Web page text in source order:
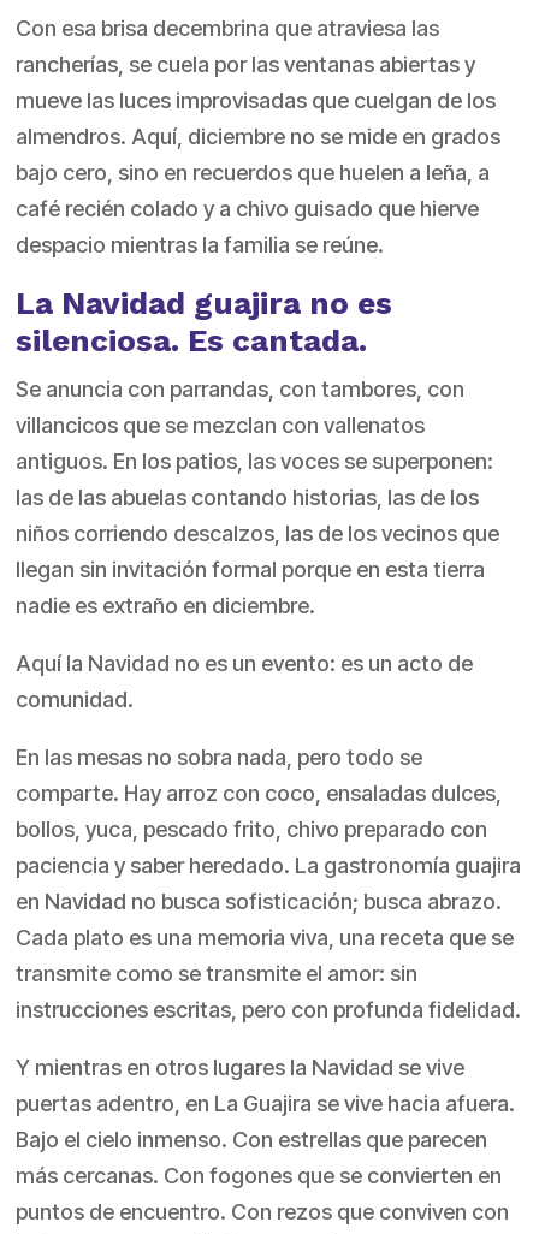
Con esa brisa decembrina que atraviesa las
rancherías, se cuela por las ventanas abiertas y
mueve las luces improvisadas que cuelgan de los
almendros. Aquí, diciembre no se mide en grados
bajo cero, sino en recuerdos que huelen a leña, a
café recién colado y a chivo guisado que hierve
despacio mientras la familia se reúne.
La Navidad guajira no es
silenciosa. Es cantada.
Se anuncia con parrandas, con tambores, con
villancicos que se mezclan con vallenatos
antiguos. En los patios, las voces se superponen:
las de las abuelas contando historias, las de los
niños corriendo descalzos, las de los vecinos que
llegan sin invitación formal porque en esta tierra
nadie es extraño en diciembre.
Aquí la Navidad no es un evento: es un acto de
comunidad.
En las mesas no sobra nada, pero todo se
comparte. Hay arroz con coco, ensaladas dulces,
bollos, yuca, pescado frito, chivo preparado con
paciencia y saber heredado. La gastronomía guajira
en Navidad no busca sofisticación; busca abrazo.
Cada plato es una memoria viva, una receta que se
transmite como se transmite el amor: sin
instrucciones escritas, pero con profunda fidelidad.
Y mientras en otros lugares la Navidad se vive
puertas adentro, en La Guajira se vive hacia afuera.
Bajo el cielo inmenso. Con estrellas que parecen
más cercanas. Con fogones que se convierten en
puntos de encuentro. Con rezos que conviven con